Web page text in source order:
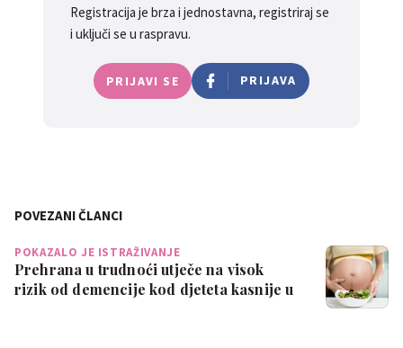
Registracija je brza i jednostavna, registriraj se
i uključi se u raspravu.
PRIJAVI SE PRIJAVA
POVEZANI ČLANCI
POKAZALO JE ISTRAŽIVANJE
Prehrana u trudnoći utječe na visok
rizik od demencije kod djeteta kasnije u